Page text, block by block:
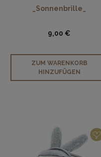
_Sonnenbrille_
9,00 €
ZUM WARENKORB
HINZUFÜGEN